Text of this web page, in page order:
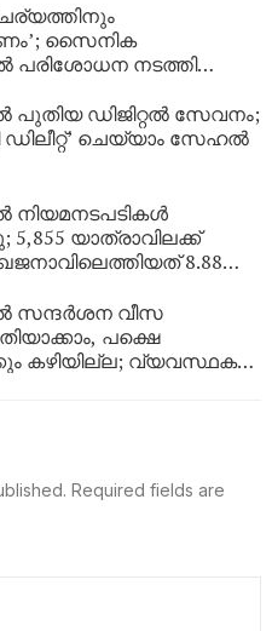
സൈനിക
പരിശോധന നടത്തി
ഡിജിറ്റൽ സേവനം;
ഡിലീറ്റ്’ ചെയ്യാം സേഹൽ
5,855 യാത്രാവിലക്ക്
8.88
സന്ദർശന വീസ
പക്ഷെ
കഴിയില്ല; വ്യവസ്ഥകൾ
Required fields are